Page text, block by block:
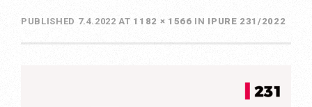
PUBLISHED 7.4.2022 AT 1182 × 1566 IN IPURE 231/2022